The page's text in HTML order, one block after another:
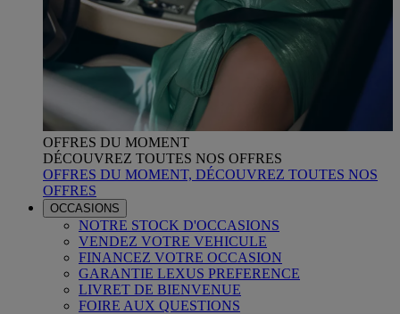
OFFRES DU MOMENT
DÉCOUVREZ TOUTES NOS OFFRES
OFFRES DU MOMENT, DÉCOUVREZ TOUTES NOS
OFFRES
OCCASIONS
NOTRE STOCK D'OCCASIONS
VENDEZ VOTRE VEHICULE
FINANCEZ VOTRE OCCASION
GARANTIE LEXUS PREFERENCE
LIVRET DE BIENVENUE
FOIRE AUX QUESTIONS